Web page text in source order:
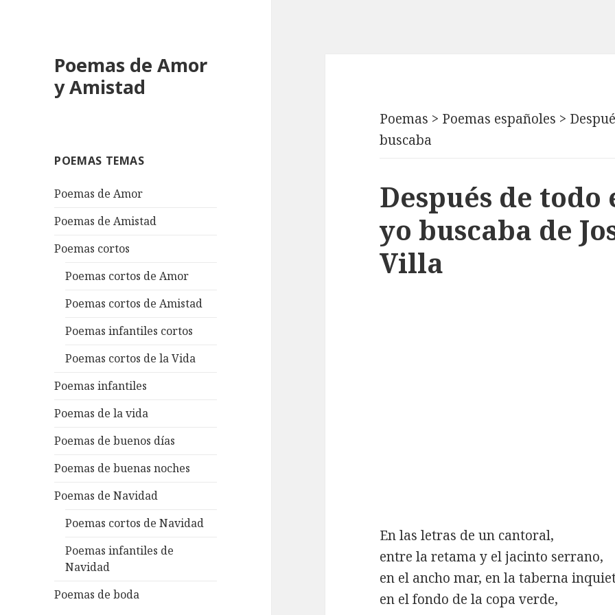
Poemas de Amor
y Amistad
POEMAS TEMAS
Poemas de Amor
Poemas de Amistad
Poemas cortos
Poemas cortos de Amor
Poemas cortos de Amistad
Poemas infantiles cortos
Poemas cortos de la Vida
Poemas infantiles
Poemas de la vida
Poemas de buenos días
Poemas de buenas noches
Poemas de Navidad
Poemas cortos de Navidad
Poemas infantiles de
Navidad
Poemas de boda
Poemas > Poemas españoles >
buscaba
Después de
yo buscaba de
Villa
En las letras de un cantoral,
entre la retama y el jacinto serrano,
en el ancho mar, en la taberna
en el fondo de la copa verde,